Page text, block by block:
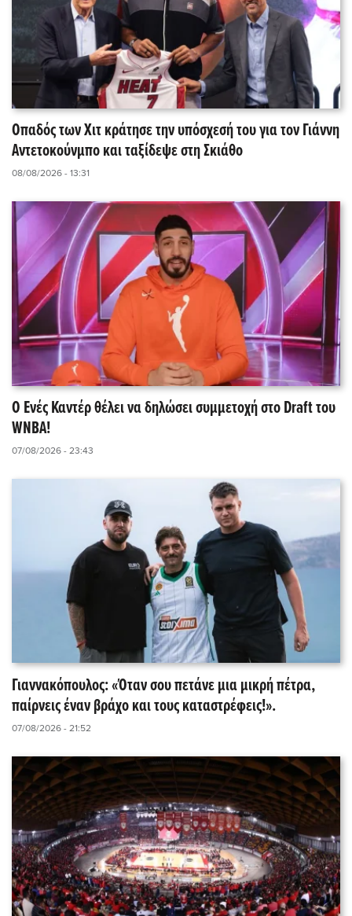
Οπαδός των Χιτ κράτησε την υπόσχεσή του για τον Γιάννη
Αντετοκούνμπο και ταξίδεψε στη Σκιάθο
08/08/2026 - 13:31
Ο Ενές Καντέρ θέλει να δηλώσει συμμετοχή στο Draft του
WNBA!
07/08/2026 - 23:43
Γιαννακόπουλος: «Όταν σου πετάνε μια μικρή πέτρα,
παίρνεις έναν βράχο και τους καταστρέφεις!».
07/08/2026 - 21:52